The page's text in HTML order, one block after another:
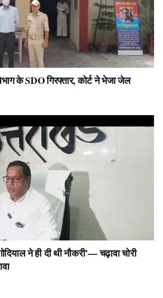
के SDO गिरफ्तार, कोर्ट ने भेजा जेल
ने ही दी थी नौकरी’— चढ़ावा चोरी